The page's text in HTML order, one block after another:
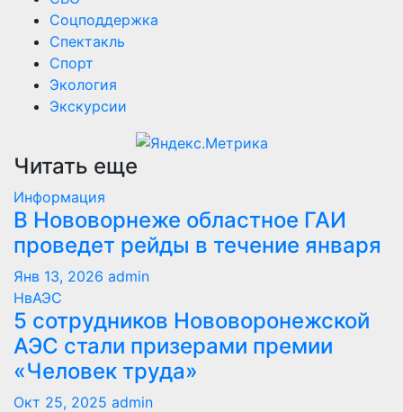
Соцподдержка
Спектакль
Спорт
Экология
Экскурсии
Читать еще
Информация
В Нововорнеже областное ГАИ
проведет рейды в течение января
Янв 13, 2026 admin
НвАЭС
5 сотрудников Нововоронежской
АЭС стали призерами премии
«Человек труда»
Окт 25, 2025 admin